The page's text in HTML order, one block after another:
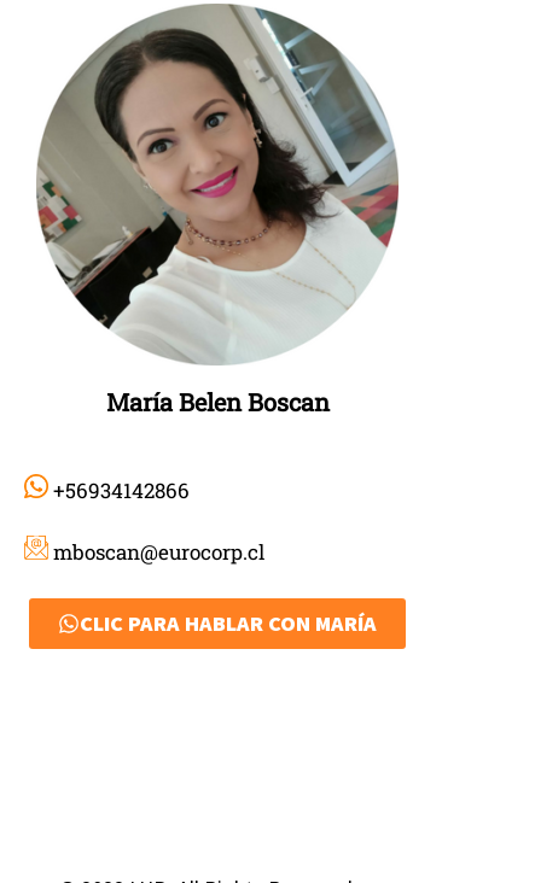
María Belen Boscan
+56934142866
mboscan@eurocorp.cl
CLIC PARA HABLAR CON MARÍA